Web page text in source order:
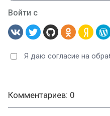
Войти с
Я даю согласие на
Комментариев: 0